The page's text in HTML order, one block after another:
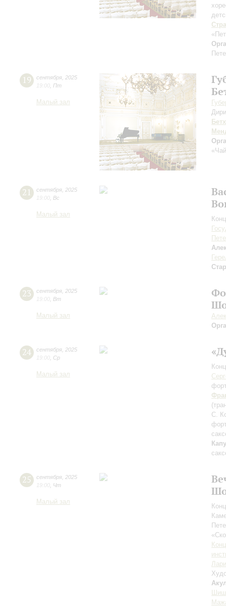
19 сентября 2025
19:00 Пт
Малый зал
21 сентября 2025
19:00 Вс
Малый зал
23 сентября 2025
19:00 Вт
Малый зал
24 сентября 2025
19:00 Ср
Малый зал
С.
25 сентября 2025
19:00 Чт
Малый зал